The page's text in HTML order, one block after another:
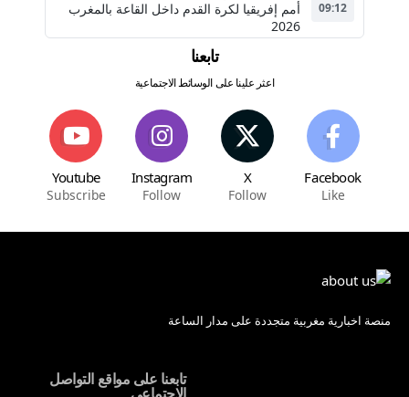
09:12
أمم إفريقيا لكرة القدم داخل القاعة بالمغرب
2026
تابعنا
اعثر علينا على الوسائط الاجتماعية
Facebook
Like
X
Follow
Instagram
Follow
Youtube
Subscribe
منصة اخبارية مغربية متجددة على مدار الساعة
تابعنا على مواقع التواصل